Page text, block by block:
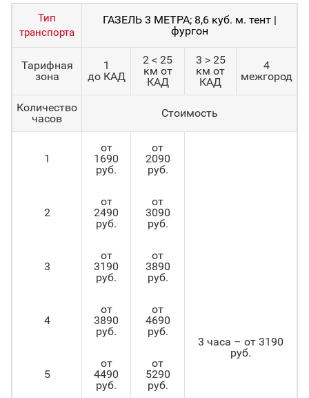
Тип
транспорта
ГАЗЕЛЬ 3 МЕТРА; 8,6 куб. м. тент |
фургон
Тарифная
зона
1
до КАД
2 < 25
км от
КАД
3 > 25
км от
КАД
4
межгород
Количество
часов
Стоимость
1
от
1690
руб.
от
2090
руб.
3 часа – от 3190
руб.
2
от
2490
руб.
от
3090
руб.
3
от
3190
руб.
от
3890
руб.
4
от
3890
руб.
от
4690
руб.
5
от
4490
руб.
от
5290
руб.